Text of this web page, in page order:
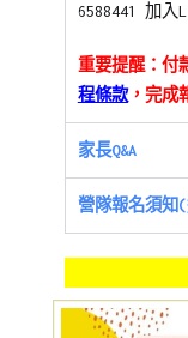
6588441 加入
重要提醒：付
程條款，完成
家長Q&A
營隊報名須知